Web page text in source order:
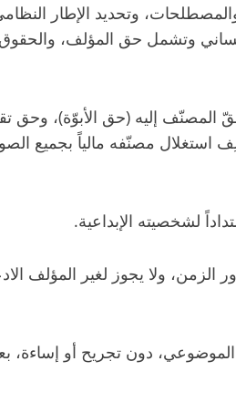
وتحديد الإطار
وتشمل حق المؤلف، والحقوق
المصنّف إليه (حق الأبوّة)، وحق
استغلال مصنّفه مالياً بجميع
لشخصيته الإبداعية.
ولا يجوز لغير المؤلف
دون تجريح أو إساءة،